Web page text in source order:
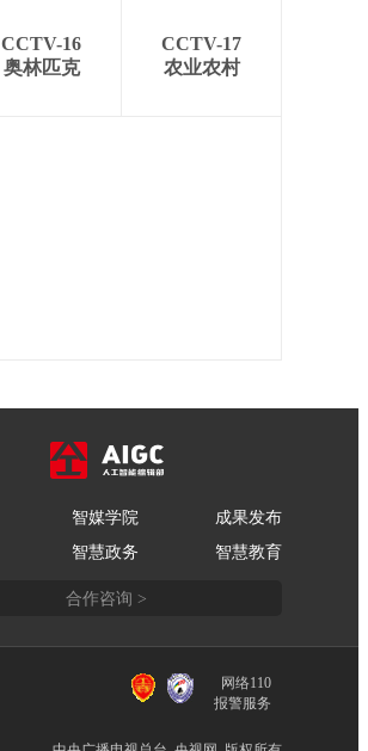
CCTV-16
奥林匹克
CCTV-17
农业农村
智媒学院
成果发布
智慧政务 智慧教育
合作咨询 >
网络110
报警服务